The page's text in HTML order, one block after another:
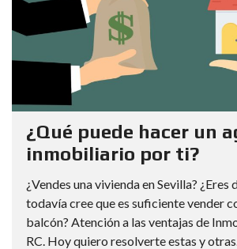
¿Qué puede hacer un
inmobiliario por ti?
¿Vendes una vivienda en Sevilla? ¿Eres
todavía cree que es suficiente vender
balcón? Atención a las ventajas de
RC. Hoy quiero resolverte estas y otras...